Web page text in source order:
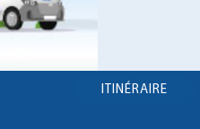
ITINÉRAIRE